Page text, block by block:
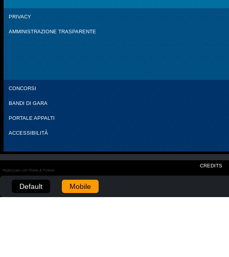
PRIVACY
AMMINISTRAZIONE TRASPARENTE
CONCORSI
BANDI DI GARA
PORTALE APPALTI
ACCESSIBILITÀ
CREDITS
Realizzato con Plone & Python
Default Mobile